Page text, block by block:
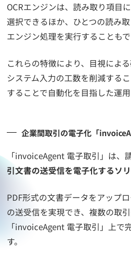
OCRエンジンは、読み取り項目
選択できるほか、ひとつの読み
エンジン処理を実行することもで
これらの特徴により、目視によ
システム入力の工数を削減する
することで自動化を目指した運用
企業間取引の電子化「
「invoiceAgent 電子取引」は、
引文書の送受信を電子化するソ
PDF形式の文書データをアップ
の送受信を実現でき、複数の取
「invoiceAgent 電子取引」上で
す。